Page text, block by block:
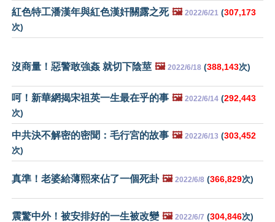
紅色特工潘漢年與紅色漢奸關露之死 🖼️ 2022/6/21 (307,173
次)
沒商量！惡警敢強姦 就切下陰莖 🖼️ 2022/6/18 (388,143次)
呵！新華網揭宋祖英一生最在乎的事 🖼️ 2022/6/14 (292,443
次)
中共決不解密的密聞：毛行宮的故事 🖼️ 2022/6/13 (303,452
次)
真準！老婆給薄熙來佔了一個死卦 🖼️ 2022/6/8 (366,829次)
震驚中外！被安排好的一生被改變 🖼️ 2022/6/7 (304,846次)